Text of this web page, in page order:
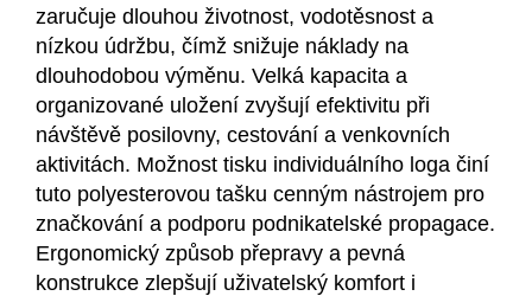
zaručuje dlouhou životnost, vodotěsnost a
nízkou údržbu, čímž snižuje náklady na
dlouhodobou výměnu. Velká kapacita a
organizované uložení zvyšují efektivitu při
návštěvě posilovny, cestování a venkovních
aktivitách. Možnost tisku individuálního loga činí
tuto polyesterovou tašku cenným nástrojem pro
značkování a podporu podnikatelské propagace.
Ergonomický způsob přepravy a pevná
konstrukce zlepšují uživatelský komfort i